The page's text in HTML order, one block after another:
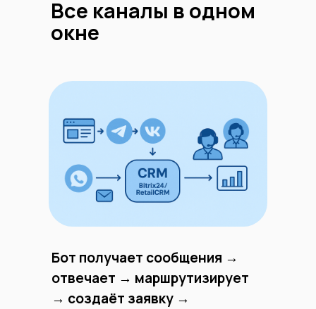
Все каналы в одном
окне
Бот получает сообщения →
отвечает → маршрутизирует
→ создаёт заявку →